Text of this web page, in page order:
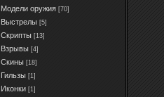
Модели оружия [70]
Выстрелы [5]
Скрипты [13]
Взрывы [4]
Скины [18]
Гильзы [1]
Иконки [1]